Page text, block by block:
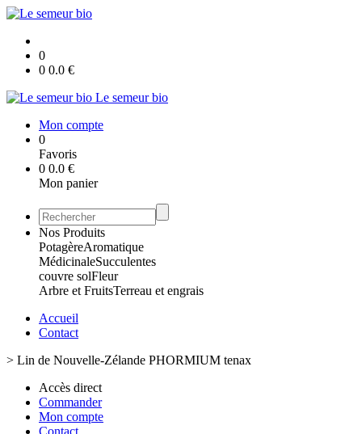
0
0 0.0 €
Le semeur bio
Mon compte
0
Favoris
0 0.0 €
Mon panier
Nos Produits
PotagèreAromatique
MédicinaleSucculentes
couvre solFleur
Arbre et FruitsTerreau et engrais
Accueil
Contact
> Lin de Nouvelle-Zélande PHORMIUM tenax
Accès direct
Commander
Mon compte
Contact